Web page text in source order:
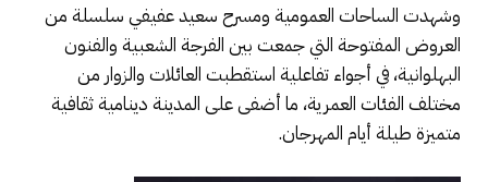
وشهدت الساحات العمومية ومسرح سعيد عفيفي سلسلة من
العروض المفتوحة التي جمعت بين الفرجة الشعبية والفنون
البهلوانية، في أجواء تفاعلية استقطبت العائلات والزوار من
مختلف الفئات العمرية، ما أضفى على المدينة دينامية ثقافية
متميزة طيلة أيام المهرجان.